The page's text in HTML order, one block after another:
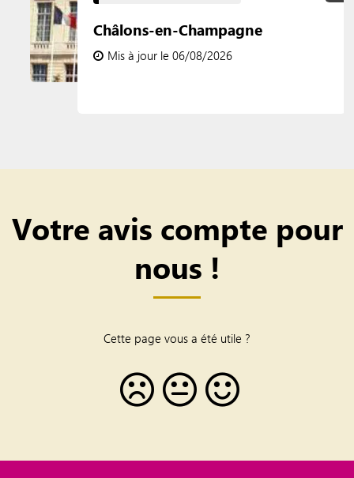
Châlons-en-Champagne
Mis à jour le 06/08/2026
Votre avis compte pour
nous !
Cette page vous a été utile ?